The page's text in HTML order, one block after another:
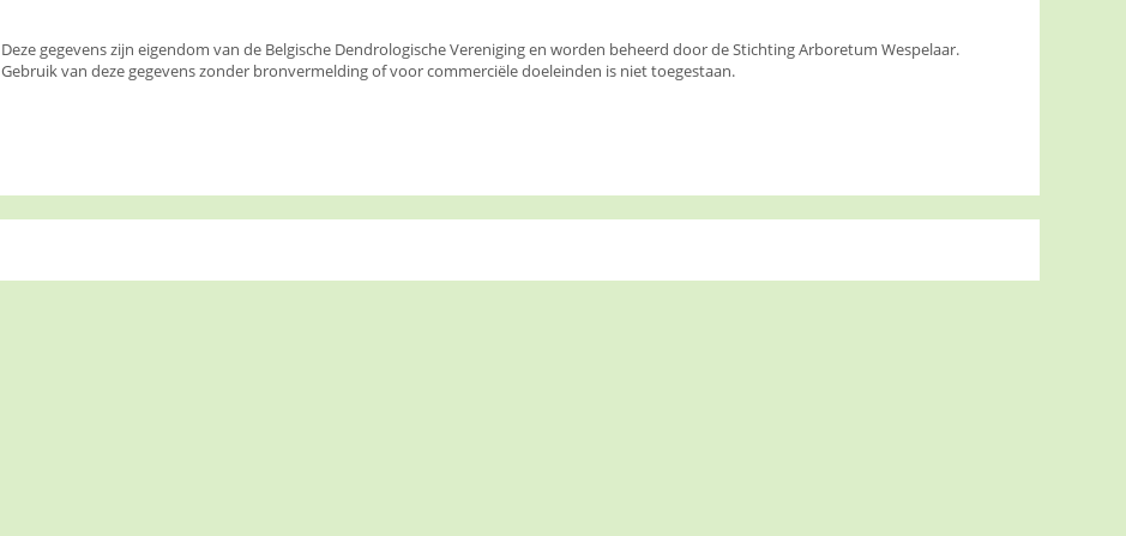
Deze gegevens zijn eigendom van de Belgische Dendrologische Vereniging en worden beheerd door de Stichting Arboretum Wespelaar.
Gebruik van deze gegevens zonder bronvermelding of voor commerciële doeleinden is niet toegestaan.